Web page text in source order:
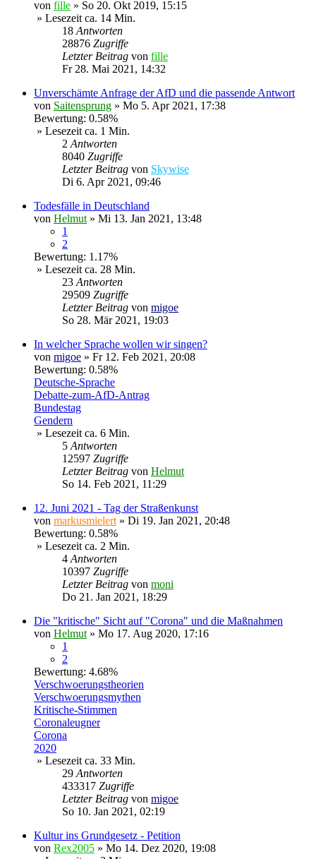
von fille » So 20. Okt 2019, 15:15
» Lesezeit ca. 14 Min.
18Antworten
28876 Zugriffe
Letzter Beitrag von fille
Fr 28. Mai 2021, 14:32
Unverschämte Anfrage der AfD und die passende Antwort
von Saitensprung » Mo 5. Apr 2021, 17:38
Bewertung: 0.58%
» Lesezeit ca. 1 Min.
2Antworten
8040 Zugriffe
Letzter Beitrag von Skywise
Di 6. Apr 2021, 09:46
Todesfälle in Deutschland
von Helmut» Mi 13. Jan 2021, 13:48
1
2
Bewertung: 1.17%
» Lesezeit ca. 28 Min.
23Antworten
29509 Zugriffe
Letzter Beitrag von migoe
So 28. Mär 2021, 19:03
In welcher Sprache wollen wir singen?
von migoe » Fr 12. Feb 2021, 20:08
Bewertung: 0.58%
Deutsche-Sprache
Debatte-zum-AfD-Antrag
Bundestag
Gendern
» Lesezeit ca. 6 Min.
5Antworten
12597 Zugriffe
Letzter Beitrag von Helmut
So 14. Feb 2021, 11:29
12. Juni 2021 - Tag der Straßenkunst
von markusmielert» Di 19. Jan 2021, 20:48
Bewertung: 0.58%
» Lesezeit ca. 2 Min.
4Antworten
10397 Zugriffe
Letzter Beitrag von moni
Do 21. Jan 2021, 18:29
Die "kritische" Sicht auf "Corona" und die Maßnahmen
von Helmut» Mo 17. Aug 2020, 17:16
1
2
Bewertung: 4.68%
Verschwoerungstheorien
Verschwoerungsmythen
Kritische-Stimmen
Coronaleugner
Corona
2020
» Lesezeit ca. 33 Min.
29Antworten
433317 Zugriffe
Letzter Beitrag von migoe
So 10. Jan 2021, 02:19
Kultur ins Grundgesetz - Petition
von Rex2005 » Mo 14. Dez 2020, 19:08